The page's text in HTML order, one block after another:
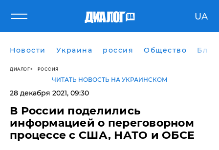
UA
Новости Украина россия Общество
ДИАЛОГ РОССИЯ
ЧИТАТЬ НОВОСТЬ НА УКРАИНСКОМ
28 декабря 2021, 09:30
​В России поделились
информацией о переговорном
процессе с США, НАТО и ОБСЕ